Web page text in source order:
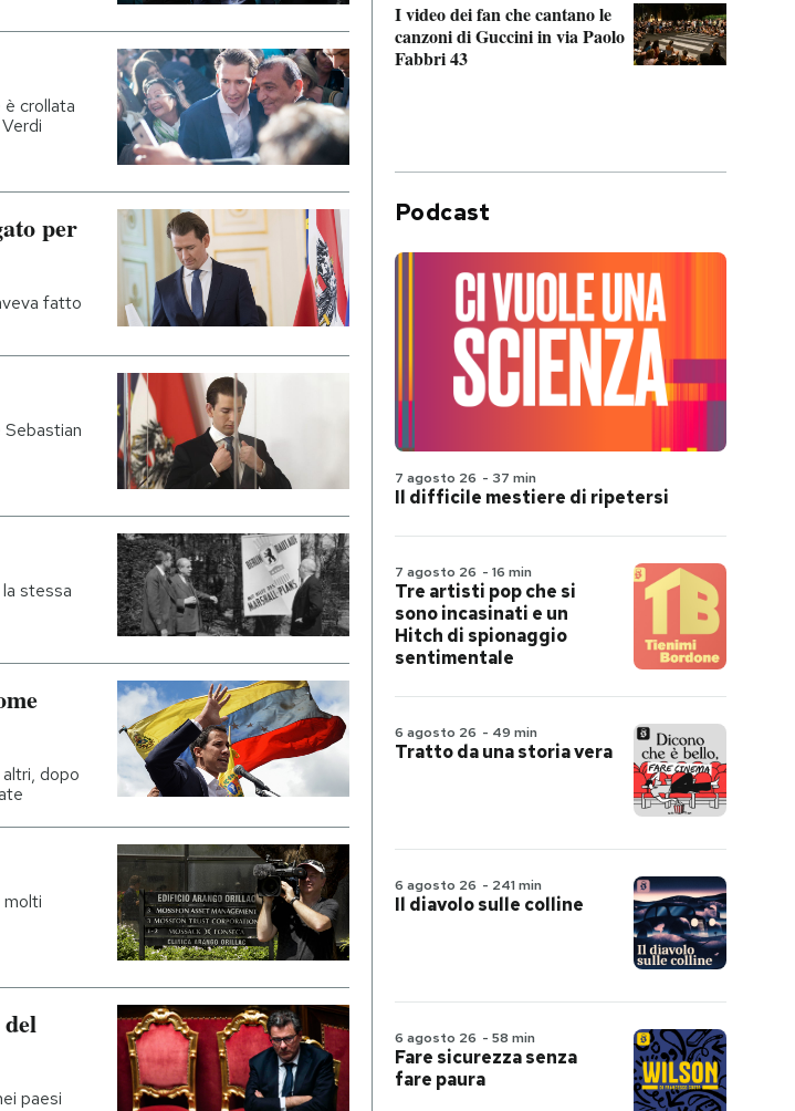
crollata
per
fatto
stessa
dopo
molti
paesi
I video dei fan che cantano le
canzoni di Guccini in via Paolo
Fabbri 43
Podcast
7 agosto 26 - 37 min
Il difficile mestiere di ripetersi
7 agosto 26 - 16 min
Tre artisti pop che si
sono incasinati e un
Hitch di spionaggio
sentimentale
6 agosto 26 - 49 min
Tratto da una storia vera
6 agosto 26 - 241 min
Il diavolo sulle colline
6 agosto 26 - 58 min
Fare sicurezza senza
fare paura